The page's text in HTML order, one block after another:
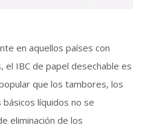
en aquellos países con
IBC de papel desechable es
que los tambores, los
líquidos no se
eliminación de los